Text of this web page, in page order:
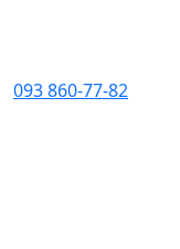
093 860-77-82